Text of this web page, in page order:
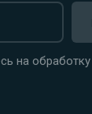
на обработку